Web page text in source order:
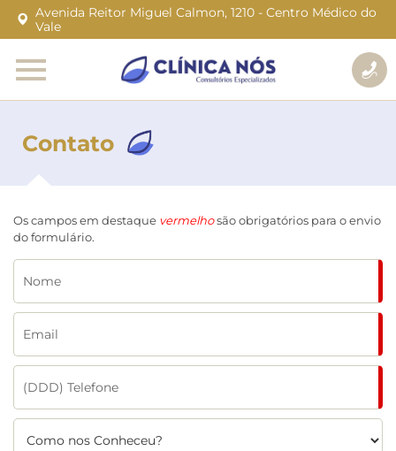
Avenida Reitor Miguel Calmon, 1210 - Centro Médico do
Vale
Contato
Os campos em destaque vermelhosão obrigatórios para o envio
do formulário.